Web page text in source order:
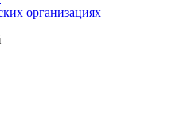
организациях